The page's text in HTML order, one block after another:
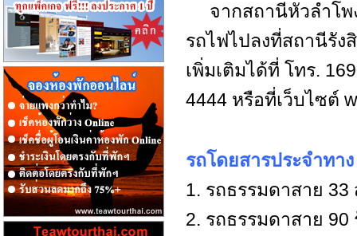
จากสถานีหัวลำโพ
รถไฟไปลงที่สถานีรั
เพิ่มเติมได้ที่ โทร.
4444 หรือที่เว็บไซต์
รถโดยสารประจำทาง
1. รถธรรมดาสาย
2. รถธรรมดาสาย